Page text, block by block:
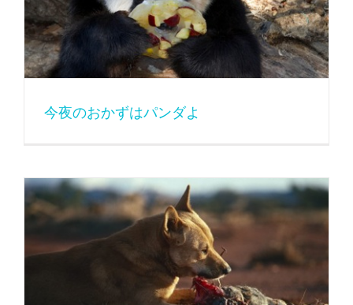
今夜のおかずはパンダよ